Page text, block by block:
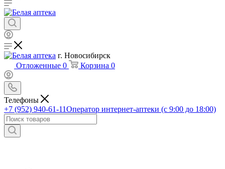
г. Новосибирск
Отложенные 0 Корзина 0
Телефоны
+7 (952) 940-61-11Оператор интернет-аптеки (с 9:00 до 18:00)